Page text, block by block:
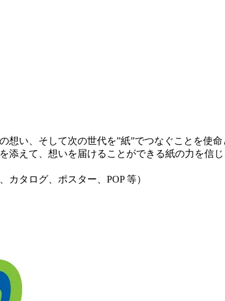
い、そして次の世代を”紙”でつなぐことを使命
えて、想いを届けることができる紙の力を信
タログ、ポスター、POP 等）